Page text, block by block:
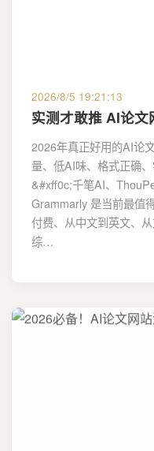
2026/8/5 19:21:13
实测才敢推 AI论
2026年真正好用的AI论
量、低AI味、格式正确
&#xff0c;千笔AI、
Grammarly 是当前最值
付费、从中文到英文、
综…